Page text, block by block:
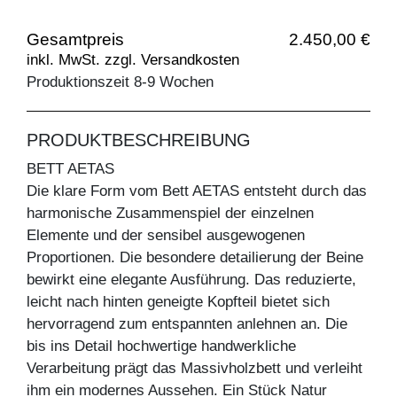
Gesamtpreis 2.450,00 €
inkl. MwSt. zzgl. Versandkosten
Produktionszeit 8-9 Wochen
PRODUKTBESCHREIBUNG
BETT AETAS
Die klare Form vom Bett AETAS entsteht durch das
harmonische Zusammenspiel der einzelnen
Elemente und der sensibel ausgewogenen
Proportionen. Die besondere detailierung der Beine
bewirkt eine elegante Ausführung. Das reduzierte,
leicht nach hinten geneigte Kopfteil bietet sich
hervorragend zum entspannten anlehnen an. Die
bis ins Detail hochwertige handwerkliche
Verarbeitung prägt das Massivholzbett und verleiht
ihm ein modernes Aussehen. Ein Stück Natur